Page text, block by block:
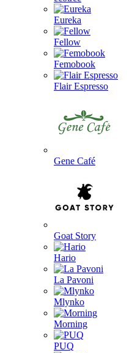
Eureka
Fellow
Femobook
Flair Espresso
Gene Café
Goat Story
Hario
La Pavoni
Mlynko
Morning
PUQ